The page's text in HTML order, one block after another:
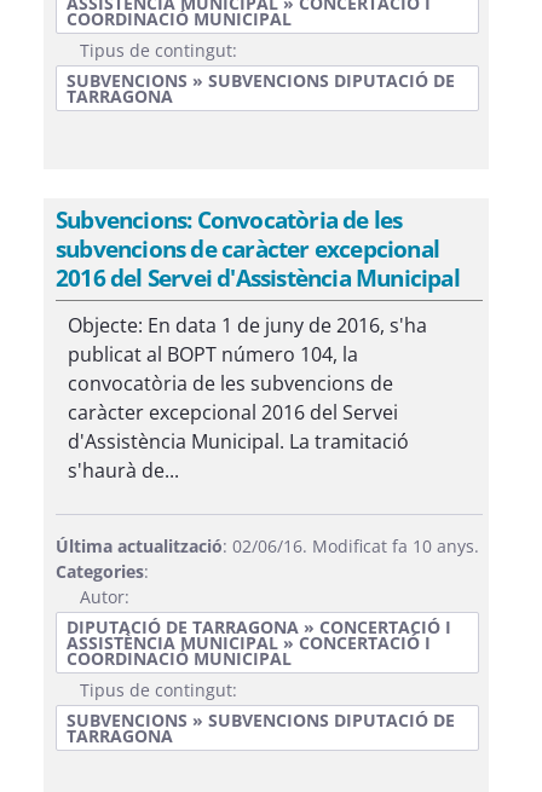
COORDINACIÓ MUNICIPAL
Tipus de contingut:
SUBVENCIONS » SUBVENCIONS DIPUTACIÓ DE
TARRAGONA
Subvencions: Convocatòria de les
subvencions de caràcter excepcional
2016 del Servei d'Assistència Municipal
Objecte: En data 1 de juny de 2016, s'ha
publicat al BOPT número 104, la
convocatòria de les subvencions de
caràcter excepcional 2016 del Servei
d'Assistència Municipal. La tramitació
s'haurà de...
Última actualització: 02/06/16. Modificat fa 10 anys.
Categories:
Autor:
DIPUTACIÓ DE TARRAGONA » CONCERTACIÓ I
ASSISTÈNCIA MUNICIPAL » CONCERTACIÓ I
COORDINACIÓ MUNICIPAL
Tipus de contingut:
SUBVENCIONS » SUBVENCIONS DIPUTACIÓ DE
TARRAGONA